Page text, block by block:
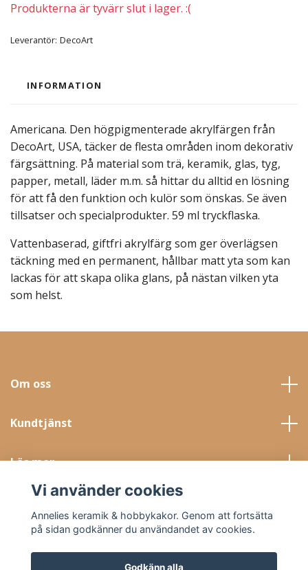
Produkterna är tyvärr slut i lager. :(
Leverantör: DecoArt
INFORMATION
Americana. Den högpigmenterade akrylfärgen från
DecoArt, USA, täcker de flesta områden inom dekorativ
färgsättning. På material som trä, keramik, glas, tyg,
papper, metall, läder m.m. så hittar du alltid en lösning
för att få den funktion och kulör som önskas. Se även
tillsatser och specialprodukter. 59 ml tryckflaska.
Vattenbaserad, giftfri akrylfärg som ger överlägsen
täckning med en permanent, hållbar matt yta som kan
lackas för att skapa olika glans, på nästan vilken yta
som helst.
Om oss
Kundtjänst
Läs mer
Sociala medier
Vi använder cookies
Annelies keramik & hobbykakor. Genom att fortsätta
på sidan godkänner du användandet av cookies.
Godkänn alla